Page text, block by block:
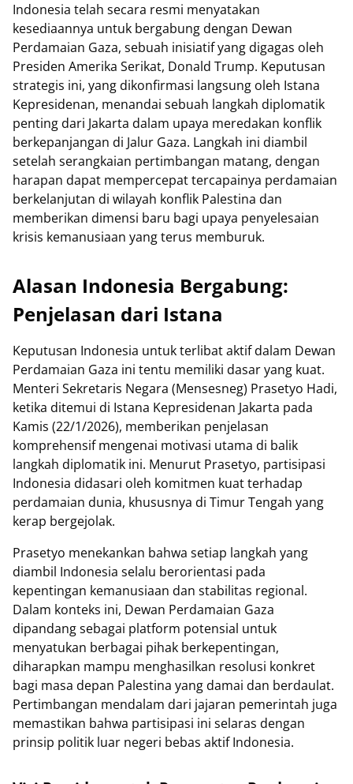
Indonesia telah secara resmi menyatakan
kesediaannya untuk bergabung dengan Dewan
Perdamaian Gaza, sebuah inisiatif yang digagas oleh
Presiden Amerika Serikat, Donald Trump. Keputusan
strategis ini, yang dikonfirmasi langsung oleh Istana
Kepresidenan, menandai sebuah langkah diplomatik
penting dari Jakarta dalam upaya meredakan konflik
berkepanjangan di Jalur Gaza. Langkah ini diambil
setelah serangkaian pertimbangan matang, dengan
harapan dapat mempercepat tercapainya perdamaian
berkelanjutan di wilayah konflik Palestina dan
memberikan dimensi baru bagi upaya penyelesaian
krisis kemanusiaan yang terus memburuk.
Alasan Indonesia Bergabung:
Penjelasan dari Istana
Keputusan Indonesia untuk terlibat aktif dalam Dewan
Perdamaian Gaza ini tentu memiliki dasar yang kuat.
Menteri Sekretaris Negara (Mensesneg) Prasetyo Hadi,
ketika ditemui di Istana Kepresidenan Jakarta pada
Kamis (22/1/2026), memberikan penjelasan
komprehensif mengenai motivasi utama di balik
langkah diplomatik ini. Menurut Prasetyo, partisipasi
Indonesia didasari oleh komitmen kuat terhadap
perdamaian dunia, khususnya di Timur Tengah yang
kerap bergejolak.
Prasetyo menekankan bahwa setiap langkah yang
diambil Indonesia selalu berorientasi pada
kepentingan kemanusiaan dan stabilitas regional.
Dalam konteks ini, Dewan Perdamaian Gaza
dipandang sebagai platform potensial untuk
menyatukan berbagai pihak berkepentingan,
diharapkan mampu menghasilkan resolusi konkret
bagi masa depan Palestina yang damai dan berdaulat.
Pertimbangan mendalam dari jajaran pemerintah juga
memastikan bahwa partisipasi ini selaras dengan
prinsip politik luar negeri bebas aktif Indonesia.